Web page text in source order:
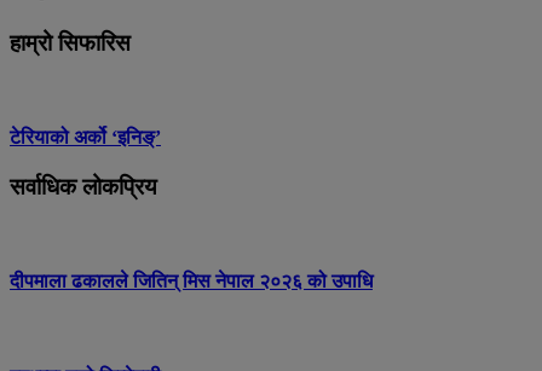
हाम्रो सिफारिस
टेरियाको अर्को ‘इनिङ्’
सर्वाधिक लोकप्रिय
दीपमाला ढकालले जितिन् मिस नेपाल २०२६ को उपाधि